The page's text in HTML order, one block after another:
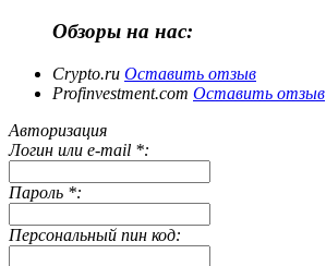
Обзоры на нас:
Crypto.ru Оставить отзыв
Profinvestment.com Оставить отзыв
Авторизация
Логин или e-mail *:
Пароль *:
Персональный пин код: